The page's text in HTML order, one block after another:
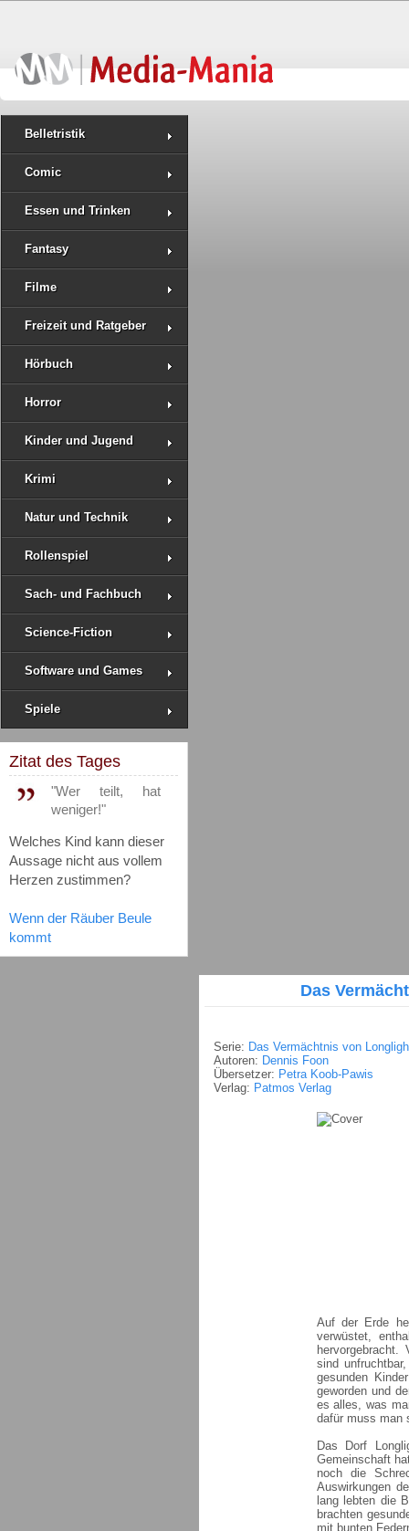
Belletristik
Comic
Essen und Trinken
Fantasy
Filme
Freizeit und Ratgeber
Hörbuch
Horror
Kinder und Jugend
Krimi
Natur und Technik
Rollenspiel
Sach- und Fachbuch
Science-Fiction
Software und Games
Spiele
Zitat des Tages
"Wer teilt, hat
weniger!"
Welches Kind kann dieser
Aussage nicht aus vollem
Herzen zustimmen?
Wenn der Räuber Beule
kommt
Das
Serie: Das Vermächtnis von
Autoren: Dennis Foon
Übersetzer: Petra Koob-Pawis
Verlag: Patmos Verlag
Auf der Erde
verwüstet,
sind
gesunden
geworden und
es alles, was
dafür muss man
Das Dorf
Gemeinschaft
noch die
Auswirkungen
lang lebten die
brachten
mit bunten